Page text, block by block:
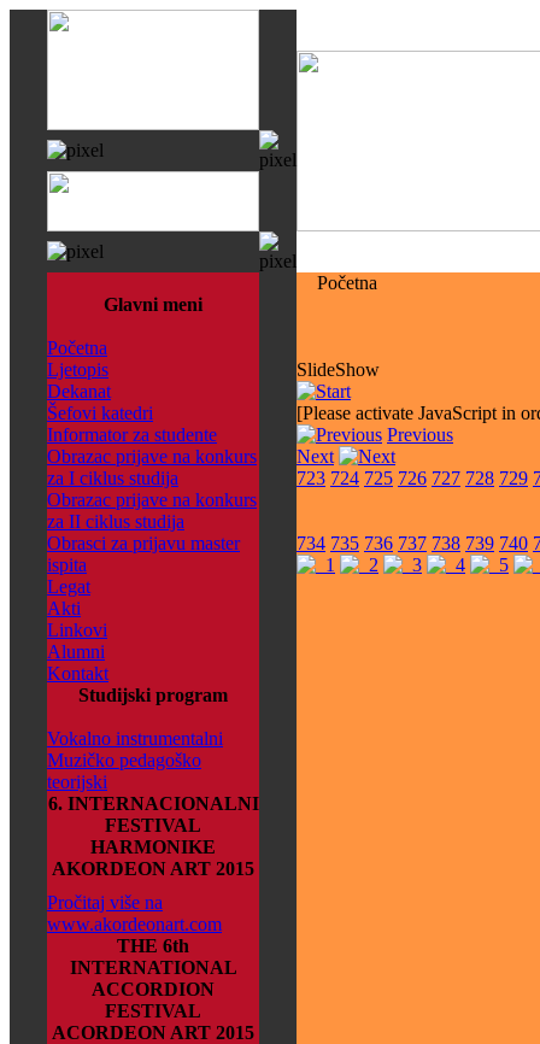
Glavni meni
Početna
Ljetopis
Dekanat
Šefovi katedri
Informator za studente
Obrazac prijave na konkurs
za I ciklus studija
Obrazac prijave na konkurs
za II ciklus studija
Obrasci za prijavu master
ispita
Legat
Akti
Linkovi
Alumni
Kontakt
Studijski program
Vokalno instrumentalni
Muzičko pedagoško
teorijski
6. INTERNACIONALNI
FESTIVAL
HARMONIKE
AKORDEON ART 2015
Pročitaj više na
www.akordeonart.com
THE 6th
INTERNATIONAL
ACCORDION
FESTIVAL
ACORDEON ART 2015
Početna
SlideShow
[Please activate JavaScript in
Previous
Next
723 724 725 726 727 728 729
734 735 736 737 738 739 740